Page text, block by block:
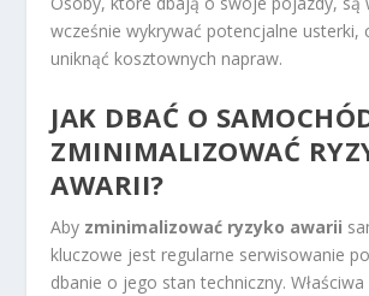
wcześnie wykrywać potencjalne usterki,
uniknąć kosztownych napraw.
JAK DBAĆ O
ZMINIMALIZOWAĆ
AWARII?
Aby zminimalizować ryzyko awarii
kluczowe jest regularne serwisowanie
dbanie o jego stan techniczny.